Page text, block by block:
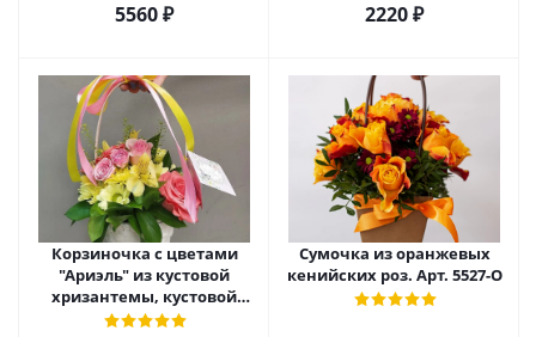
5560 ₽ 2220 ₽
Корзиночка с цветами
"Ариэль" из кустовой
хризантемы, кустовой
розы и альстромерии арт.
Сумочка из оранжевых
кенийских роз. Арт. 5527-О